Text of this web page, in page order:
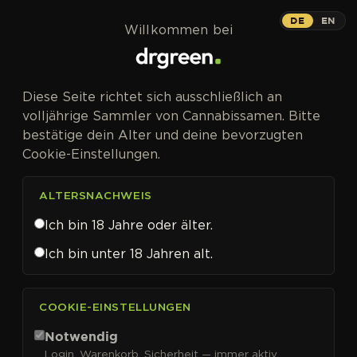
00 Cheese Auto
Intensiver Geschmack nach
gereiftem Käse, im Automatic-
Format.
DE EN
Willkommen bei
Diese Seite richtet sich ausschließlich an
volljährige Sammler von Cannabissamen. Bitte
bestätige dein Alter und deine bevorzugten
Cookie-Einstellungen.
ALTERSNACHWEIS
Ich bin 18 Jahre oder älter.
Ich bin unter 18 Jahren alt.
COOKIE-EINSTELLUNGEN
Notwendig
Login, Warenkorb, Sicherheit — immer aktiv.